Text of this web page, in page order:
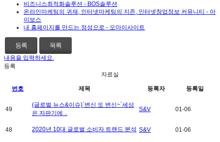
비즈니스최적화솔루션 - BOS솔루션
온라인마케팅의 귀재, 인터넷마케팅의 지존, 인터넷창업정보 커뮤니티 - 아
이보스
내 홈페이지를 만드는 정성으로 - 오마이사이트
등록 목록
내용을 입력하세요.
등록
자료실
번호 제목 등록자 등록일
49
(글로벌 뉴스&이슈)`변신 또 변신~`세상
은 자판기에 ..
S&V 01-06
48 2020년 10대 글로벌 소비자 트랜드 분석 S&V 01-06